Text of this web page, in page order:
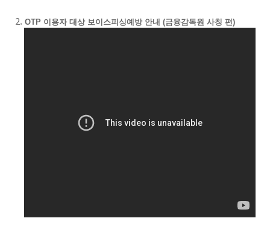
OTP 이용자 대상 보이스피싱예방 안내 (금융감독원 사칭 편)